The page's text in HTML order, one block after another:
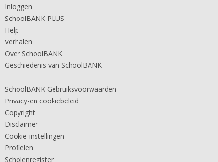
Inloggen
SchoolBANK PLUS
Help
Verhalen
Over SchoolBANK
Geschiedenis van SchoolBANK
SchoolBANK Gebruiksvoorwaarden
Privacy-en cookiebeleid
Copyright
Disclaimer
Cookie-instellingen
Profielen
Scholenregister